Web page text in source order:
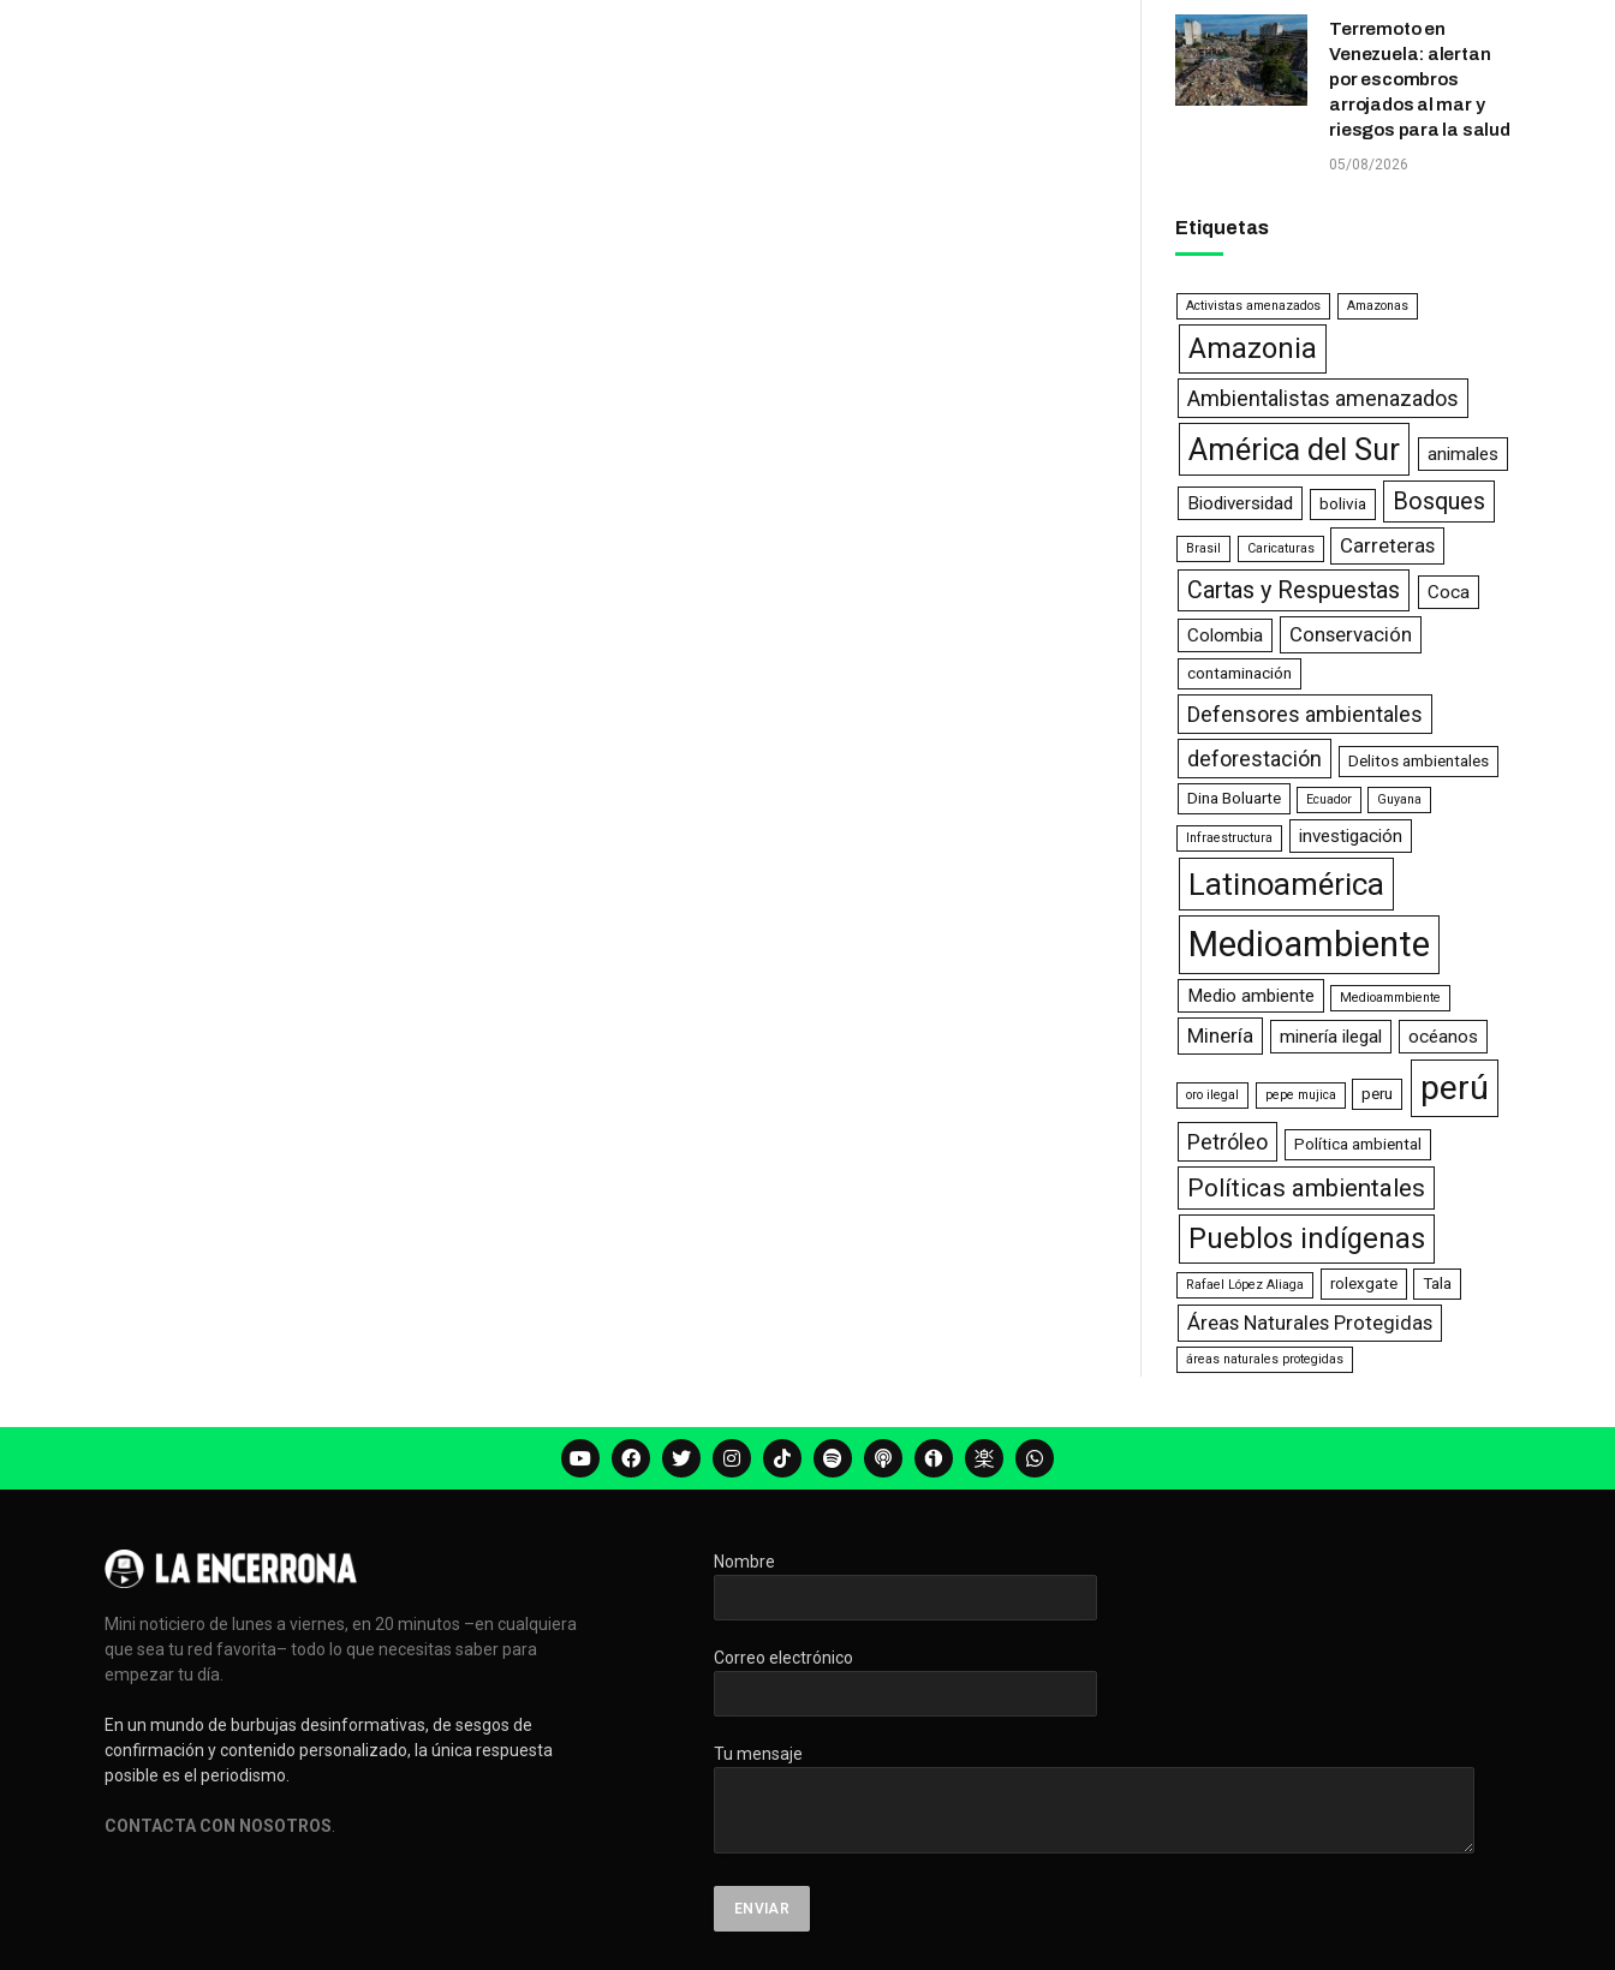
Terremoto en
Venezuela: alertan
por escombros
arrojados al mar y
riesgos para la salud
05/08/2026
Etiquetas
Activistas amenazados Amazonas
Amazonia
Ambientalistas amenazados
América del Sur animales
Biodiversidad bolivia Bosques
Brasil Caricaturas Carreteras
Cartas y Respuestas
Coca
Colombia
Conservación
contaminación
Defensores ambientales
deforestación
Delitos ambientales
Dina Boluarte Ecuador Guyana
Infraestructura investigación
Latinoamérica
Medioambiente
Medio ambiente Medioammbiente
Minería minería ilegal océanos
oro ilegal pepe mujica peru perú
Petróleo Política ambiental
Políticas ambientales
Pueblos indígenas
Rafael López Aliaga rolexgate Tala
Áreas Naturales Protegidas
áreas naturales protegidas
Mini noticiero de lunes a viernes, en 20 minutos –en cualquiera
que sea tu red favorita– todo lo que necesitas saber para
empezar tu día.
En un mundo de burbujas desinformativas, de sesgos de
confirmación y contenido personalizado, la única respuesta
posible es el periodismo.
CONTACTA CON NOSOTROS
Nombre
Correo electrónico
Tu mensaje